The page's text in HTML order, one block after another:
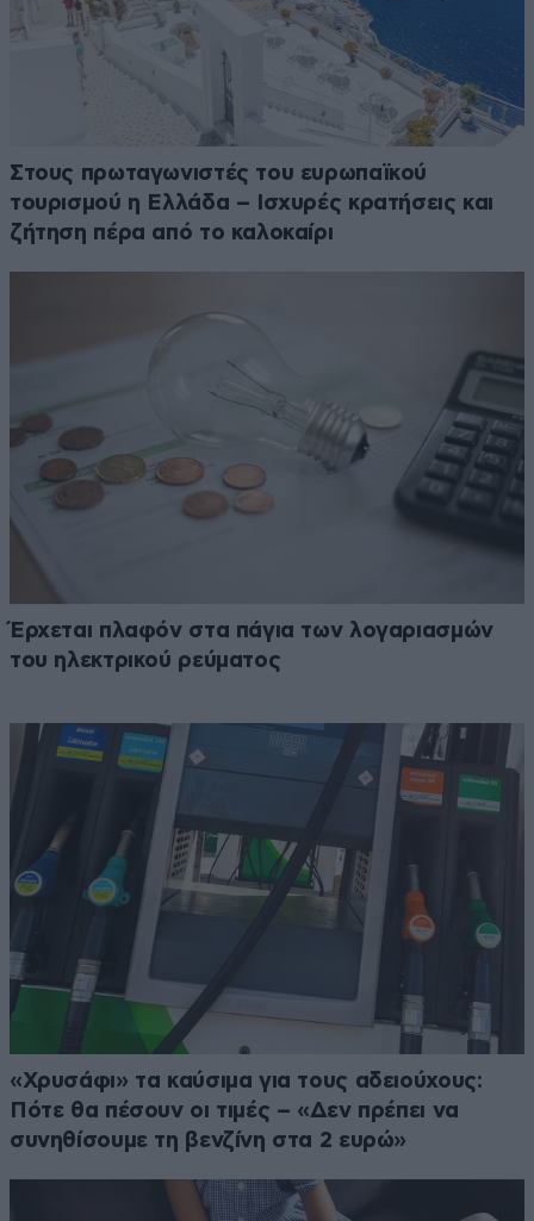
Στους πρωταγωνιστές του ευρωπαϊκού
τουρισμού η Ελλάδα – Ισχυρές κρατήσεις και
ζήτηση πέρα από το καλοκαίρι
Έρχεται πλαφόν στα πάγια των λογαριασμών
του ηλεκτρικού ρεύματος
«Χρυσάφι» τα καύσιμα για τους αδειούχους:
Πότε θα πέσουν οι τιμές – «Δεν πρέπει να
συνηθίσουμε τη βενζίνη στα 2 ευρώ»